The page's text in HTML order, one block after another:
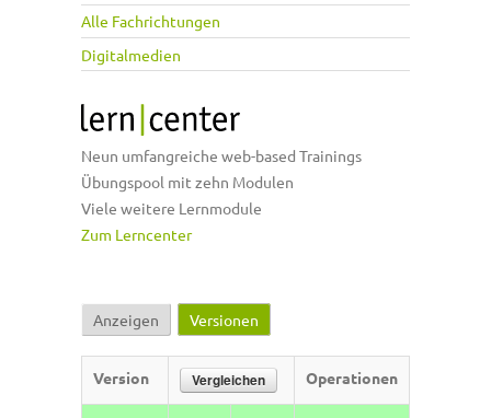
Alle Fachrichtungen
Digitalmedien
Neun umfangreiche web-based Trainings
Übungspool mit zehn Modulen
Viele weitere Lernmodule
Zum Lerncenter
Haupt-Reiter
Anzeigen Versionen
Version Operationen